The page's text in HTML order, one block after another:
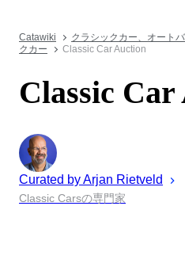
Catawiki クラシックカー、オート
クカー
Classic Car Auction
Classic
Curated byArjan Rietveld
Classic Carsの専門家